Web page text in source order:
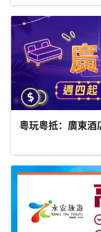
粵玩粵抵：廣東酒